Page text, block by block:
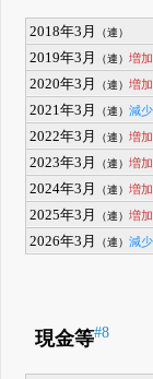
2018年3月 （連）
2019年3月
（連）増
2020年3月
（連）増
2021年3月
（連）減
2022年3月
（連）増
2023年3月
（連）増
2024年3月
（連）増
2025年3月
（連）増
2026年3月
（連）減
現金等#8